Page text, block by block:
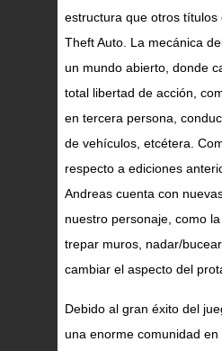
estructura que otros títulos
Theft Auto. La mecánica
un mundo abierto, donde
total libertad de acción,
en tercera persona,
de vehículos, etcétera.
respecto a ediciones
Andreas cuenta con
nuestro personaje, como
trepar muros, nadar/
cambiar el aspecto del
Debido al gran éxito del
una enorme comunidad en